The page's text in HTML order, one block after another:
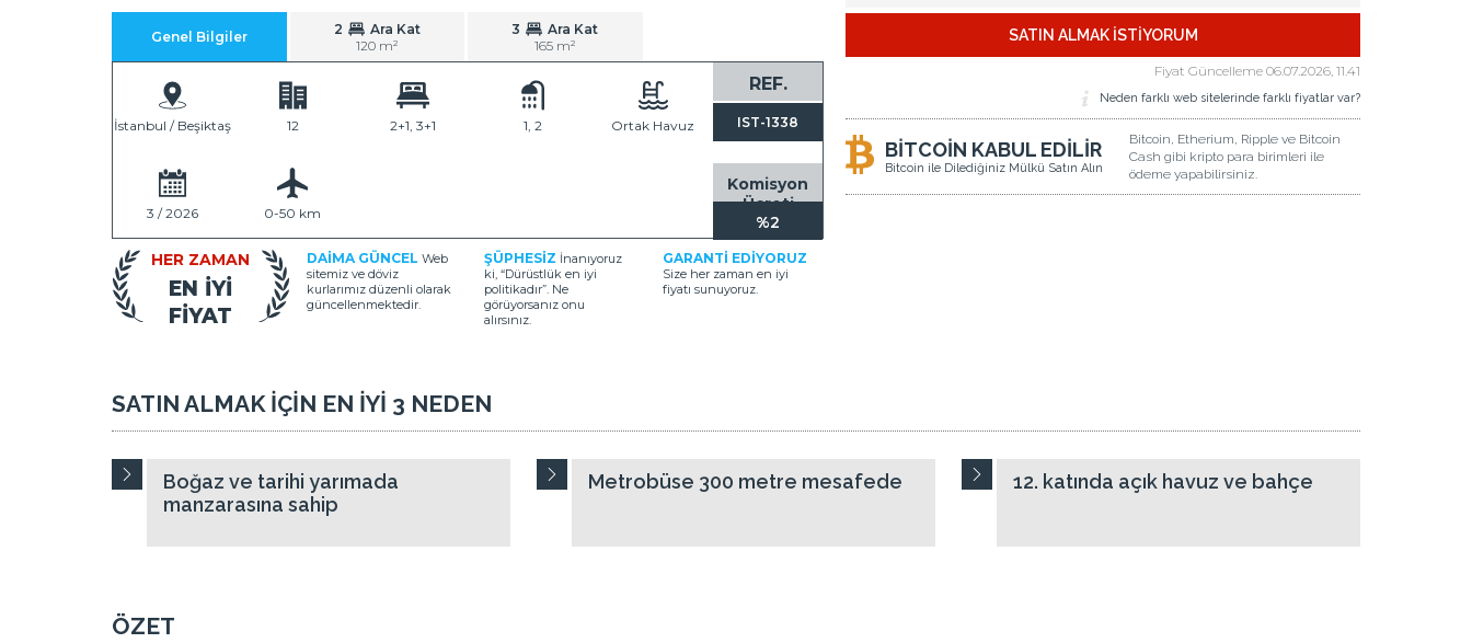
Genel Bilgiler 2
Ara Kat
120 m²
3
Ara Kat
165 m²
REF.
IST-1338
Komisyon
Ücreti
%2
İstanbul / Beşiktaş 12 2+1, 3+1 1, 2 Ortak Havuz
3 / 2026 0-50 km
HER ZAMAN
EN İYİ
FİYAT
DAİMA GÜNCEL Web
sitemiz ve döviz
kurlarımız düzenli olarak
güncellenmektedir.
ŞÜPHESİZ İnanıyoruz
ki, “Dürüstlük en iyi
politikadır”. Ne
görüyorsanız onu
alırsınız.
GARANTİ EDİYORUZ
Size her zaman en iyi
fiyatı sunuyoruz.
SATIN ALMAK İSTİYORUM
Fiyat Güncelleme 06.07.2026, 11.41
Neden farklı web sitelerinde farklı fiyatlar var?
BİTCOİN KABUL EDİLİR
Bitcoin ile Dilediğiniz Mülkü Satın Alın
Bitcoin, Etherium, Ripple ve Bitcoin
Cash gibi kripto para birimleri ile
ödeme yapabilirsiniz.
SATIN ALMAK İÇİN EN İYİ 3 NEDEN
Boğaz ve tarihi yarımada
manzarasına sahip
Metrobüse 300 metre mesafede 12. katında açık havuz ve bahçe
ÖZET